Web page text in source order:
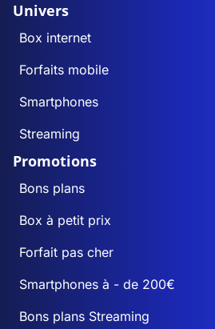
Univers
Box internet
Forfaits mobile
Smartphones
Streaming
Promotions
Bons plans
Box à petit prix
Forfait pas cher
Smartphones à - de 200€
Bons plans Streaming